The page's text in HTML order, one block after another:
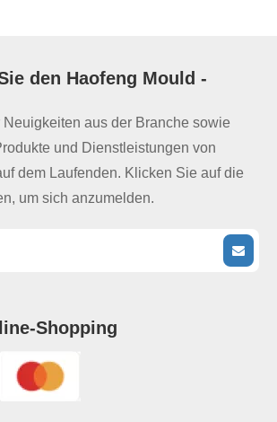
den Haofeng Mould -
aus der Branche sowie
und Dienstleistungen von
dem Laufenden. Klicken Sie auf die
um sich anzumelden.
Shopping